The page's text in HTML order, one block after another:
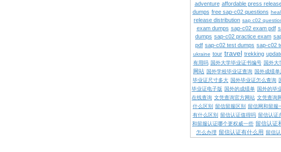
adventure affordable press
dumps free sap-c02 questions
release distribution sap c02
exam dumps sap-c02 exam pdf
dumps sap-c02 practice exam
pdf sap-c02 test dumps sap-c02
ukraine tour travel trekking
有用吗 国外大学毕业证书编号 国外大
网站 国外学校毕业证查询 国外成绩
毕业证尺寸多大 国外毕业证怎么查询
毕业证电子版 国外的成绩单 国外的毕
在线查询 文凭查询官方网站 文凭查询
什么区别 留信留服区别 留信网和留服
有什么区别 留信认证值得吗 留信认证
和留服认证哪个更权威一些 留信认证
怎么办理 留信认证有什么用 留信